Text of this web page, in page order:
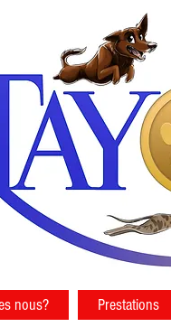
nous? Prestations